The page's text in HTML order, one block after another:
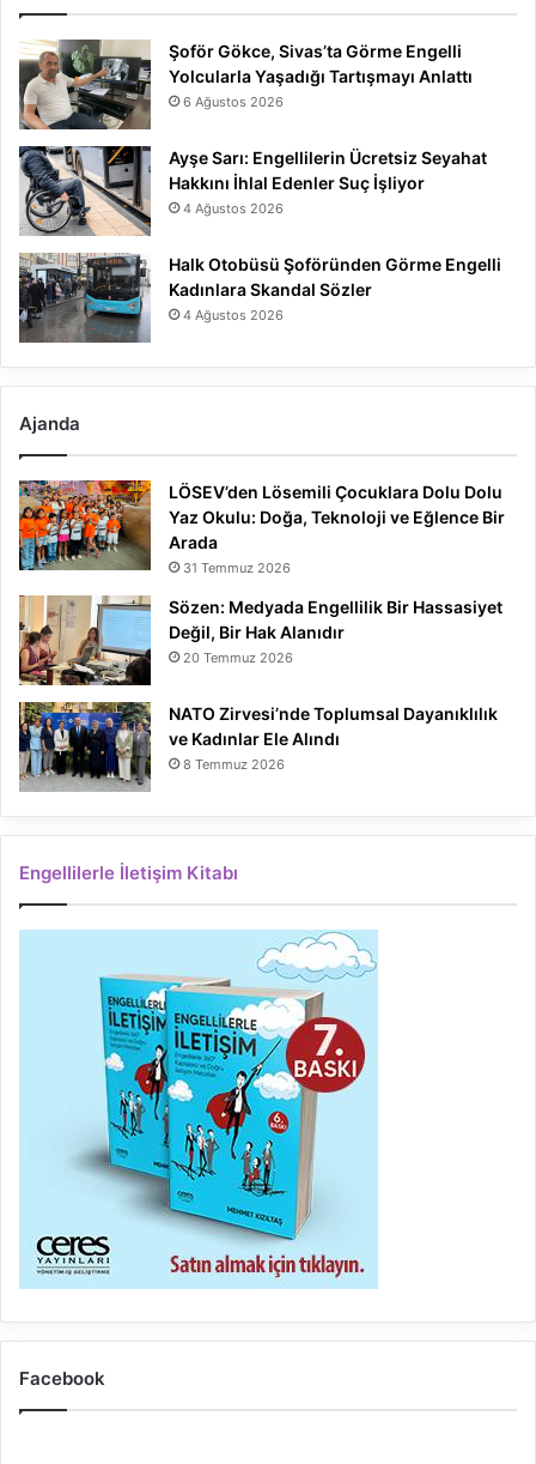
Şoför Gökce, Sivas’ta Görme Engelli
Yolcularla Yaşadığı Tartışmayı Anlattı
6 Ağustos 2026
Ayşe Sarı: Engellilerin Ücretsiz Seyahat
Hakkını İhlal Edenler Suç İşliyor
4 Ağustos 2026
Halk Otobüsü Şoföründen Görme Engelli
Kadınlara Skandal Sözler
4 Ağustos 2026
Ajanda
LÖSEV’den Lösemili Çocuklara Dolu Dolu
Yaz Okulu: Doğa, Teknoloji ve Eğlence Bir
Arada
31 Temmuz 2026
Sözen: Medyada Engellilik Bir Hassasiyet
Değil, Bir Hak Alanıdır
20 Temmuz 2026
NATO Zirvesi’nde Toplumsal Dayanıklılık
ve Kadınlar Ele Alındı
8 Temmuz 2026
Engellilerle İletişim Kitabı
Facebook